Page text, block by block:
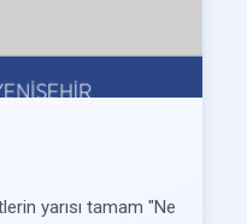
yarısı tamam "Ne